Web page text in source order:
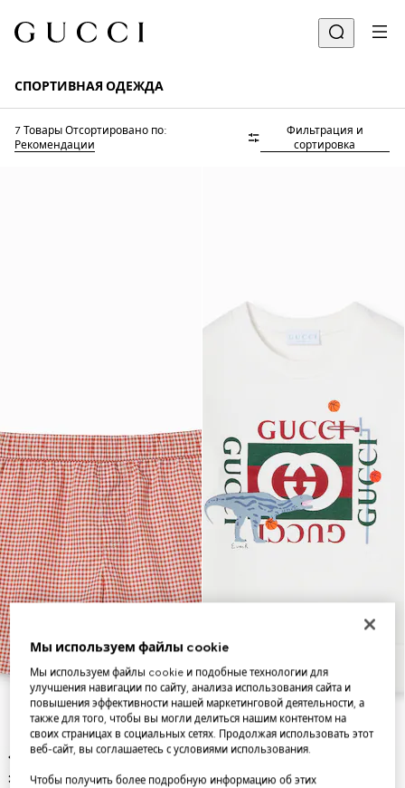
СПОРТИВНАЯ ОДЕЖДА
7 Товары Отсортировано по:
Рекомендации
Фильтрация и
сортировка
Мы используем файлы cookie
Мы используем файлы cookie и подобные технологии для
улучшения навигации по сайту, анализа использования сайта и
повышения эффективности нашей маркетинговой деятельности, а
также для того, чтобы вы могли делиться нашим контентом на
своих страницах в социальных сетях. Продолжая использовать этот
веб-сайт, вы соглашаетесь с условиями использования.
Чтобы получить более подробную информацию об этих